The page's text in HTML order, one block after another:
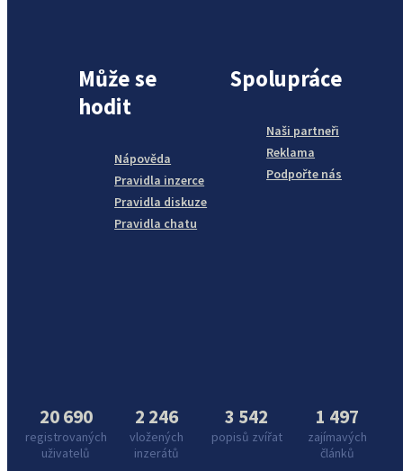
Může se
hodit
Nápověda
Pravidla inzerce
Pravidla diskuze
Pravidla chatu
Spolupráce
Naši partneři
Reklama
Podpořte nás
20 690
registrovaných
uživatelů
2 246
vložených
inzerátů
3 542
popisů zvířat
1 497
zajímavých
článků